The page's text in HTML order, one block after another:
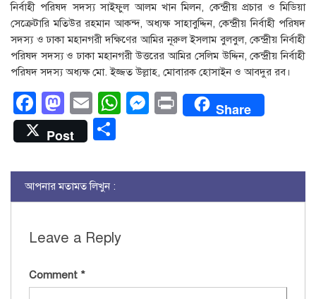
নির্বাহী পরিষদ সদস্য সাইফুল আলম খান মিলন, কেন্দ্রীয় প্রচার ও মিডিয়া
সেক্রেটারি মতিউর রহমান আকন্দ, অধ্যক্ষ সাহাবুদ্দিন, কেন্দ্রীয় নির্বাহী পরিষদ
সদস্য ও ঢাকা মহানগরী দক্ষিণের আমির নূরুল ইসলাম বুলবুল, কেন্দ্রীয় নির্বাহী
পরিষদ সদস্য ও ঢাকা মহানগরী উত্তরের আমির সেলিম উদ্দিন, কেন্দ্রীয় নির্বাহী
পরিষদ সদস্য অধ্যক্ষ মো. ইজ্জত উল্লাহ, মোবারক হোসাইন ও আবদুর রব।
Facebook
Mastodon
EmailWhatsApp
Messenger
PrintShare
Post
আপনার মতামত লিখুন :
Leave a Reply
Comment *